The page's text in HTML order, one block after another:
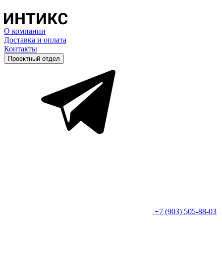
О компании
Доставка и оплата
Контакты
Проектный отдел
+7 (903) 505-88-03